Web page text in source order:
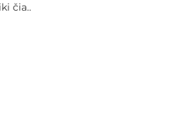
iki čia..